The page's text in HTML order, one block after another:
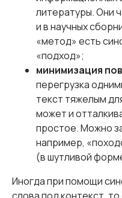
литературы. Они
и в научных
«метод» есть
«подход»;
минимизация
перегрузка
текст тяжелым
может и
простое. Можно
например,
(в шутливой
Иногда при помощи